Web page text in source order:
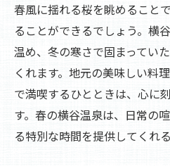
温泉旅で感じる横谷
四季と共に心を癒
温泉で巡る横谷の四
四季の変化を楽しむ
横谷温泉で心を癒す
温泉が織りなす横谷
春風に揺れる桜を眺めること
ることができるでしょう。横
温め、冬の寒さで固まってい
くれます。地元の美味しい料
で満喫するひとときは、心に
す。春の横谷温泉は、日常の
る特別な時間を提供してくれ